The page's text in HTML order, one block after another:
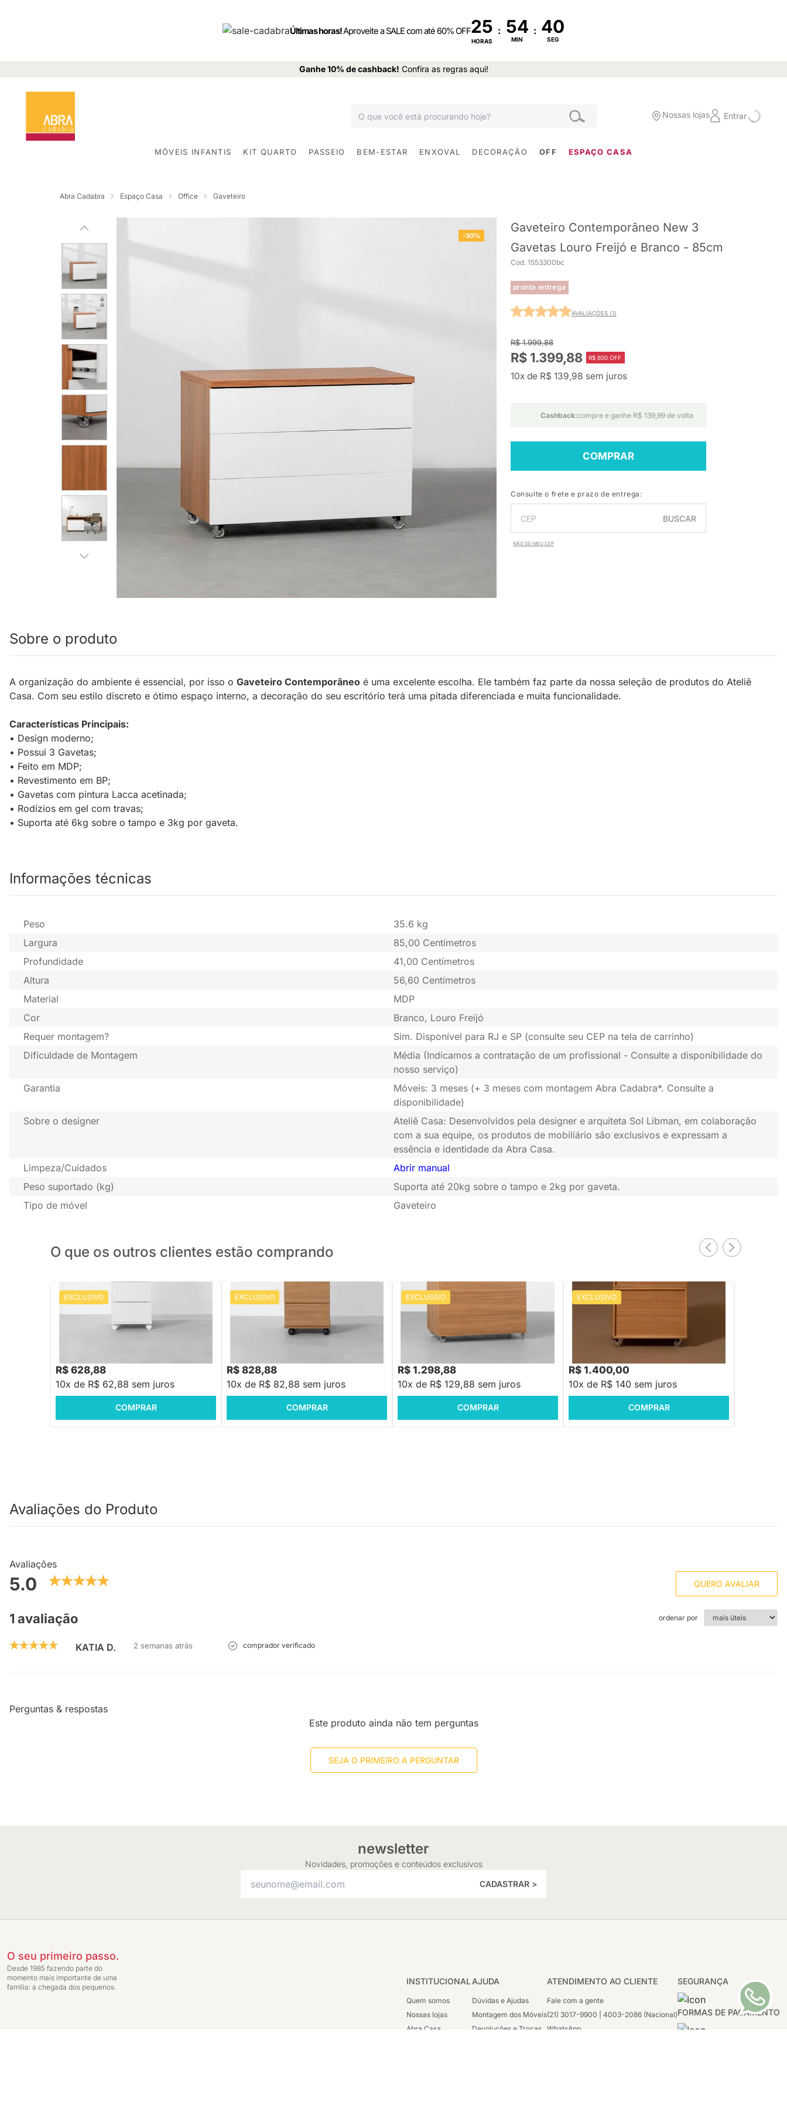
Últimas horas!Aproveite a SALE com até 60% OFF25
HORAS
:
MIN
:
SEG
Ganhe 10% de cashback! Confira as regras aqui!
Nossas lojas Entrar
MÓVEIS INFANTIS KIT QUARTO PASSEIO BEM-ESTAR ENXOVAL DECORAÇÃO OFF ESPAÇO CASA
Abra Cadabra Espaço Casa Office Gaveteiro
-30%
Gaveteiro Contemporâneo New 3
Gavetas Louro Freijó e Branco - 85cm
Cod. 1553300bc
pronta entrega
AVALIAÇÕES (1)
R$ 1.999,88
R$ 1.399,88 R$ 600 OFF
10x de R$ 139,98 sem juros
Cashback:compre e ganhe R$ 139,99 de volta
COMPRAR
Consulte o frete e prazo de entrega:
BUSCAR
NÃO SEI MEU CEP
Sobre o produto
A organização do ambiente é essencial, por isso o Gaveteiro Contemporâneo é uma excelente escolha. Ele também faz parte da nossa seleção de produtos do Ateliê
Casa. Com seu estilo discreto e ótimo espaço interno, a decoração do seu escritório terá uma pitada diferenciada e muita funcionalidade.
Características Principais:
• Design moderno;
• Possui 3 Gavetas;
• Feito em MDP;
• Revestimento em BP;
• Gavetas com pintura Lacca acetinada;
• Rodízios em gel com travas;
• Suporta até 6kg sobre o tampo e 3kg por gaveta.
Informações técnicas
Peso
35.6 kg
Largura
85,00 Centímetros
Profundidade
41,00 Centímetros
Altura
56,60 Centímetros
Material
MDP
Cor
Branco, Louro Freijó
Requer montagem?
Sim. Disponível para RJ e SP (consulte seu CEP na tela de carrinho)
Dificuldade de Montagem
Média (Indicamos a contratação de um profissional - Consulte a disponibilidade do
nosso serviço)
Garantia
Móveis: 3 meses (+ 3 meses com montagem Abra Cadabra*. Consulte a
disponibilidade)
Sobre o designer
Ateliê Casa: Desenvolvidos pela designer e arquiteta Sol Libman, em colaboração
com a sua equipe, os produtos de mobiliário são exclusivos e expressam a
essência e identidade da Abra Casa.
Limpeza/Cuidados
Abrir manual
Peso suportado (kg)
Suporta até 20kg sobre o tampo e 2kg por gaveta.
Tipo de móvel
Gaveteiro
O que os outros clientes estão comprando
EXCLUSIVO PRONTA ENTREGA
Gaveteiro Contemporâneo Slim 3 Gavetas
R$ 628,88
10x de R$ 62,88 sem juros
COMPRAR
EXCLUSIVO
Gaveteiro Contemporâneo Slim 3 Gavetas
Louro Freijó - 40cm
R$ 828,88
10x de R$ 82,88 sem juros
COMPRAR
EXCLUSIVO
Gaveteiro Contemporâneo New 3
Gavetas Louro Freijó - 85cm
R$ 1.298,88
10x de R$ 129,88 sem juros
COMPRAR
EXCLUSIVO
R$ 1.400,00
10x de R$ 140 sem juros
COMPRAR
Avaliações do Produto
Avaliações
5.0 QUERO AVALIAR
1 avaliação ordenar por
KATIA D. 2 semanas atrás comprador verificado
Perguntas & respostas
Este produto ainda não tem perguntas
SEJA O PRIMEIRO A PERGUNTAR
newsletter
Novidades, promoções e conteúdos exclusivos
CADASTRAR >
O seu primeiro passo.
Desde 1985 fazendo parte do
momento mais importante de uma
família: a chegada dos pequenos.
INSTITUCIONAL
Quem somos
Nossas lojas
Abra Casa
AJUDA
Dúvidas e Ajudas
Montagem dos Móveis
Devoluções e Trocas
SEGURANÇA
FORMAS DE PAGAMENTO
ATENDIMENTO AO CLIENTE
Fale com a gente
(21) 3017-9900 | 4003-2086 (Nacional)
WhatsApp